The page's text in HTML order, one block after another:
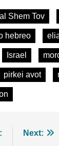
Shem Tov
hebreo
Israel
pirkei avot
Next: